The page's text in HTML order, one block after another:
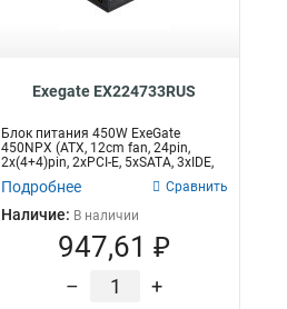
Exegate EX224733RUS
Блок питания 450W ExeGate
450NPX (ATX, 12cm fan, 24pin,
2x(4+4)pin, 2xPCI-E, 5xSATA, 3xIDE,
Подробнее Сравнить
Наличие: В наличии
947,61 ₽
– +